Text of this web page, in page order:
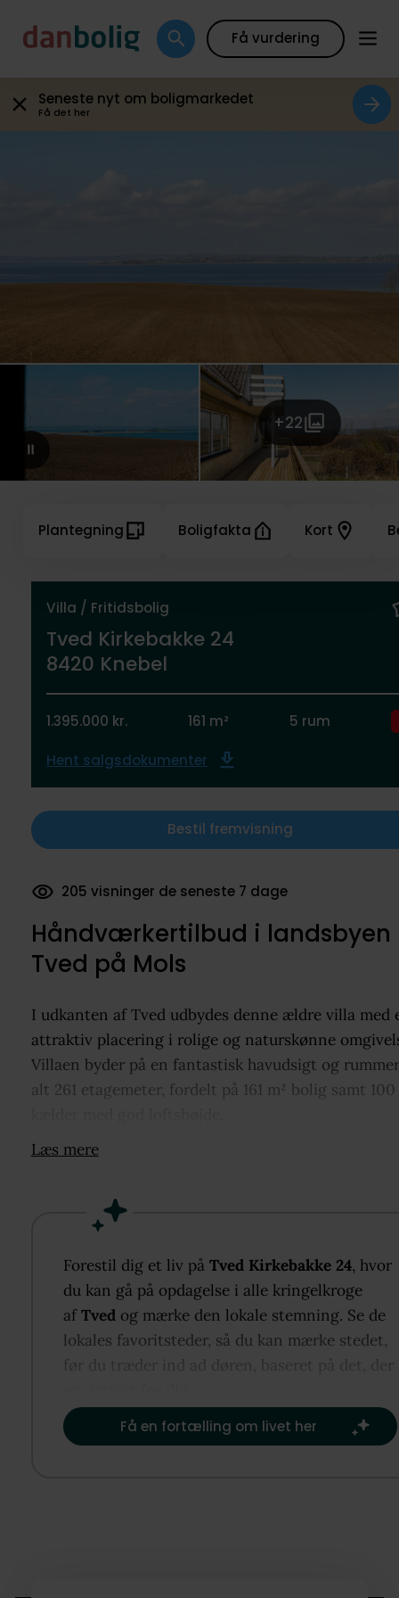
Få vurdering
Seneste nyt om boligmarkedet
Få det her
+22
Villa / Fritidsbolig
Tved Kirkebakke 24
8420 Knebel
1.395.000 kr. 161 m² 5 rum
Hent salgsdokumenter
Bestil fremvisning
Plantegning Boligfakta Kort
205 visninger de seneste 7 dage
22 dokumenter downloadet
Håndværkertilbud i landsbyen
Tved på Mols
I udkanten af Tved udbydes denne ældre villa med
attraktiv placering i rolige og naturskønne
Villaen byder på en fantastisk havudsigt og
alt 261 etagemeter, fordelt på 161 m² bolig samt 100
udgangspunkt for køberen, der ønsker at skabe en
Indretningen er funktionel og klassisk. I stueplan
findes entré med adgang til husets øvrige rum,
herunder bryggers, badeværelse, værelse samt
køkkenalrum, som udgør et naturligt
etablere et åbent og tidssvarende opholdsmiljø.
Læs mere
Forestil dig et liv påTved Kirkebakke 24, hvor
du kan gå på opdagelse i alle kringelkroge
afTved og mærke den lokale stemning. Se de
lokales favoritsteder, så du kan mærke stedet,
før du træder ind ad døren, baseret på det, der
Få en fortælling om livet her
Galleri Plantegning Boligfakta Kort